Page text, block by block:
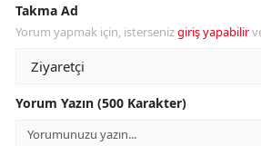
Takma Ad
Yorum yapmak için, istersenizgiriş yapabilir
Yorum Yazın (500 Karakter)